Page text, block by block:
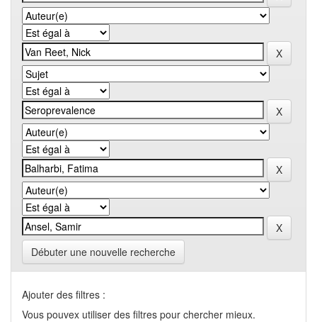
Débuter une nouvelle recherche
Ajouter des filtres :
Vous pouvex utiliser des filtres pour chercher mieux.